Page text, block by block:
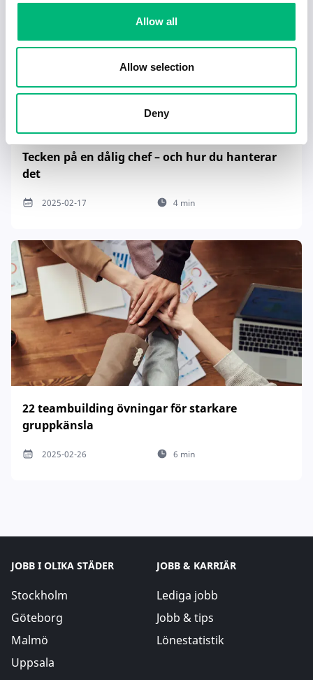
Allow all
Allow selection
Deny
Tecken på en dålig chef – och hur du hanterar
det
2025-02-17 4 min
22 teambuilding övningar för starkare
gruppkänsla
2025-02-26 6 min
JOBB I OLIKA STÄDER
Stockholm
Göteborg
Malmö
Uppsala
JOBB & KARRIÄR
Lediga jobb
Jobb & tips
Lönestatistik